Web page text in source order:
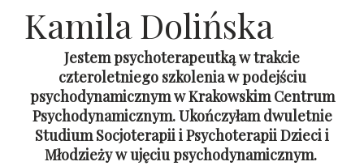
Kamila Dolińska
Jestem psychoterapeutką w trakcie
czteroletniego szkolenia w podejściu
psychodynamicznym w Krakowskim Centrum
Psychodynamicznym. Ukończyłam dwuletnie
Studium Socjoterapii i Psychoterapii Dzieci i
Młodzieży w ujęciu psychodynamicznym.